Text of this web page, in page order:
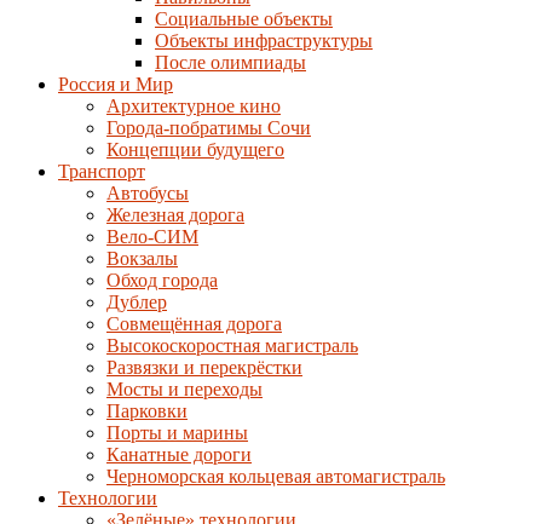
Социальные объекты
Объекты инфраструктуры
После олимпиады
Россия и Мир
Архитектурное кино
Города-побратимы Сочи
Концепции будущего
Транспорт
Автобусы
Железная дорога
Вело-СИМ
Вокзалы
Обход города
Дублер
Совмещённая дорога
Высокоскоростная магистраль
Развязки и перекрёстки
Мосты и переходы
Парковки
Порты и марины
Канатные дороги
Черноморская кольцевая автомагистраль
Технологии
«Зелёные» технологии